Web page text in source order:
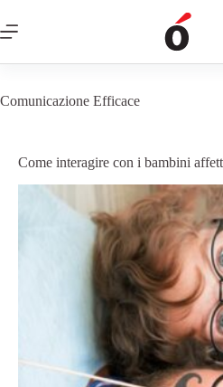
Comunicazione Efficace
Come interagire con i bambini